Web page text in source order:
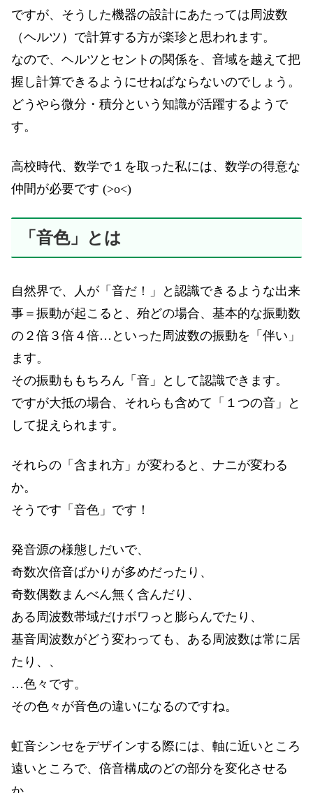
ですが、そうした機器の設計にあたっては周波数
（ヘルツ）で計算する方が楽珍と思われます。
なので、ヘルツとセントの関係を、音域を越えて把
握し計算できるようにせねばならないのでしょう。
どうやら微分・積分という知識が活躍するようで
す。
高校時代、数学で１を取った私には、数学の得意な
仲間が必要です (>o<)
「音色」とは
自然界で、人が「音だ！」と認識できるような出来
事＝振動が起こると、殆どの場合、基本的な振動数
の２倍３倍４倍…といった周波数の振動を「伴い」
ます。
その振動ももちろん「音」として認識できます。
ですが大抵の場合、それらも含めて「１つの音」と
して捉えられます。
それらの「含まれ方」が変わると、ナニが変わる
か。
そうです「音色」です！
発音源の様態しだいで、
奇数次倍音ばかりが多めだったり、
奇数偶数まんべん無く含んだり、
ある周波数帯域だけボワっと膨らんでたり、
基音周波数がどう変わっても、ある周波数は常に居
たり、、
…色々です。
その色々が音色の違いになるのですね。
虹音シンセをデザインする際には、軸に近いところ
遠いところで、倍音構成のどの部分を変化させる